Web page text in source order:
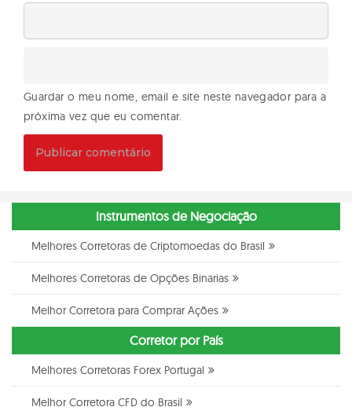
Guardar o meu nome, email e site neste navegador para a
próxima vez que eu comentar.
Instrumentos de Negociação
Melhores Corretoras de Criptomoedas do Brasil
Melhores Corretoras de Opções Binarias
Melhor Corretora para Comprar Ações
Corretor por País
Melhores Corretoras Forex Portugal
Melhor Corretora CFD do Brasil